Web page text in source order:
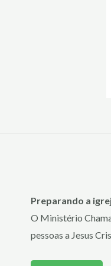
Preparando a
O Ministério
pessoas a Jesus